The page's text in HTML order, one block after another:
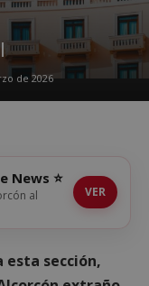
de 2026
News ⭐
al
VER
sección,